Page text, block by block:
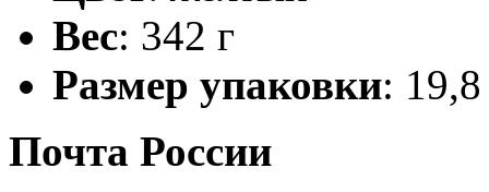
Вес: 342 г
Размер упаковки:
Почта России